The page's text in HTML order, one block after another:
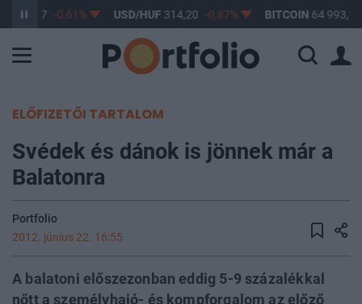
363,17 -0,61% USD/HUF 314,20 -0,87% BITCOIN 64 993,18
ELŐFIZETŐI TARTALOM
Svédek és dánok is jönnek már a
Balatonra
Portfolio
2012. június 22. 16:55
A balatoni előszezonban eddig 5-9 százalékkal
nőtt a személyhajó- és kompforgalom az előző